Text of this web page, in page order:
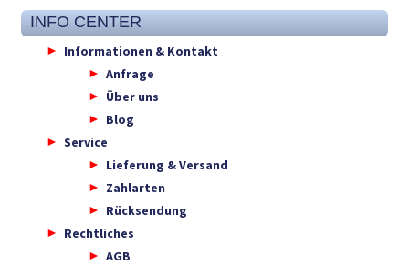
INFO CENTER
Informationen & Kontakt
Anfrage
Über uns
Blog
Service
Lieferung & Versand
Zahlarten
Rücksendung
Rechtliches
AGB